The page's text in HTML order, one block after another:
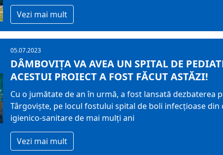
Vezi mai mult
05.07.2023
DÂMBOVIȚA VA AVEA UN SPITAL DE
ACESTUI PROIECT A FOST FĂCUT ASTĂZI!
Cu o jumătate de an în urmă, a fost lansată
Târgoviște, pe locul fostului spital de boli infecțioase
igienico-sanitare de mai mulți ani
Vezi mai mult